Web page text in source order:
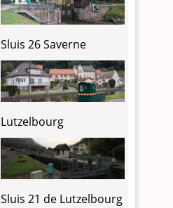
Sluis 26 Saverne
Lutzelbourg
Sluis 21 de Lutzelbourg